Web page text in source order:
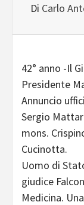
Di Carlo
42° anno -Il
Presidente
Annuncio
Sergio
mons.
Cucinotta.
Uomo di
giudice
Medicina.